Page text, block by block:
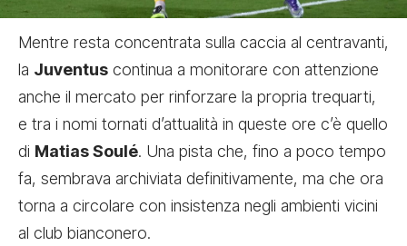
Mentre resta concentrata sulla caccia al centravanti,
la Juventus continua a monitorare con attenzione
anche il mercato per rinforzare la propria trequarti,
e tra i nomi tornati d’attualità in queste ore c’è quello
di Matias Soulé. Una pista che, fino a poco tempo
fa, sembrava archiviata definitivamente, ma che ora
torna a circolare con insistenza negli ambienti vicini
al club bianconero.